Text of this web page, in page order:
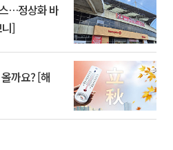
…정상화 바
]
까요? [해